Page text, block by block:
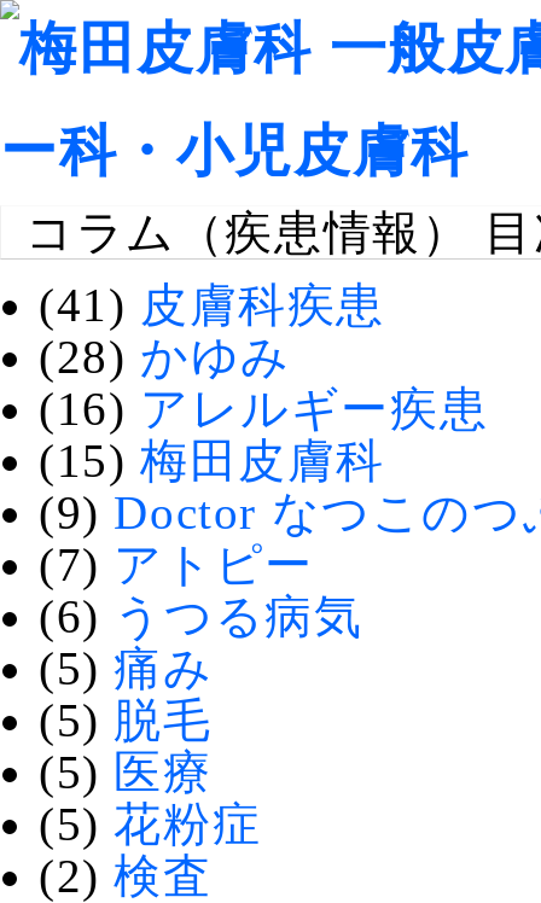
コラム（疾患情報）
(41) 皮膚科疾患
(28) かゆみ
(16) アレルギー疾患
(15) 梅田皮膚科
(9) Doctor なつこのつ
(7) アトピー
(6) うつる病気
(5) 痛み
(5) 脱毛
(5) 医療
(5)花粉症
(2)検査